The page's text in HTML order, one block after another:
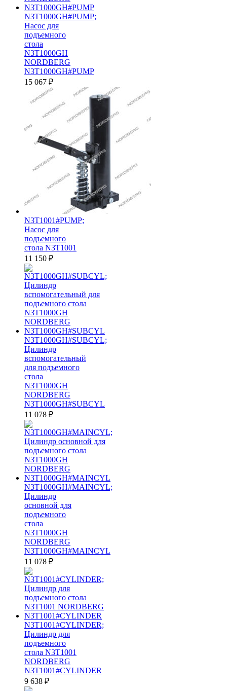
N3T1000GH#PUMP;
Насос для
подъемного
стола
N3T1000GH
NORDBERG
N3T1000GH#PUMP
15 067 ₽
N3T1001#PUMP;
Насос для
подъемного
стола N3T1001
11 150 ₽
N3T1000GH#SUBCYL;
Цилиндр
вспомогательный
для подъемного
стола
N3T1000GH
NORDBERG
N3T1000GH#SUBCYL
11 078 ₽
N3T1000GH#MAINCYL;
Цилиндр
основной для
подъемного
стола
N3T1000GH
NORDBERG
N3T1000GH#MAINCYL
11 078 ₽
N3T1001#CYLINDER;
Цилиндр для
подъемного
стола N3T1001
NORDBERG
N3T1001#CYLINDER
9 638 ₽